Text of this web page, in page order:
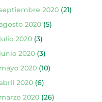
2020(21)
2020(5)
julio 2020(3)
junio 2020(3)
mayo 2020(10)
2020(6)
marzo 2020(26)